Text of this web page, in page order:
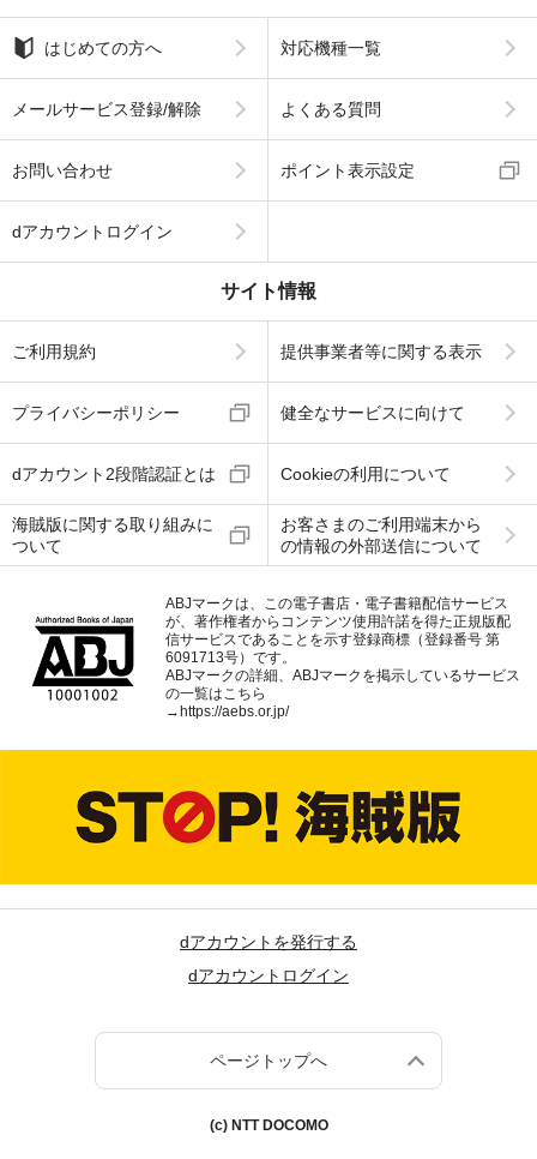
はじめての方へ 対応機種一覧
メールサービス登録/解除 よくある質問
お問い合わせ ポイント表示設定
dアカウントログイン
サイト情報
ご利用規約 提供事業者等に関する表示
プライバシーポリシー 健全なサービスに向けて
dアカウント2段階認証とは Cookieの利用について
海賊版に関する取り組みに
ついて
お客さまのご利用端末から
の情報の外部送信について
ABJマークは、この電子書店・電子書籍配信サービス
が、著作権者からコンテンツ使用許諾を得た正規版配
信サービスであることを示す登録商標（登録番号 第
6091713号）です。
ABJマークの詳細、ABJマークを掲示しているサービス
の一覧はこちら
→ https://aebs.or.jp/
dアカウントを発行する
dアカウントログイン
ページトップへ
(c) NTT DOCOMO